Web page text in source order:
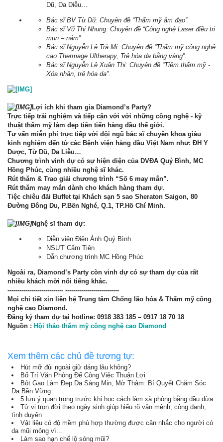
Dũ, Da Diễu…
Bác sĩ BV Từ Dũ: Chuyên đề “Thẩm mỹ âm đạo”.
Bác sĩ Vũ Thị Nhung: Chuyên đề “Công nghệ Laser điều trị
mụn – nám”.
Bác sĩ Nguyễn Lê Trà Mi: Chuyên đề “Thẩm mỹ công nghệ
cao Thermage Ultherapy, Trẻ hóa da bằng vàng”.
Bác sĩ Nguyễn Lê Xuân Thi: Chuyên đề “Tiêm thẩm mỹ -
Xóa nhăn, trẻ hóa da”.
Lợi ích khi tham gia Diamond’s Party?
Trực tiếp trải nghiệm và tiếp cận với với những công nghệ - kỹ
thuật thẩm mỹ làm đẹp tiên tiến hàng đầu thế giới.
Tư vấn miễn phí trực tiếp với đội ngũ bác sĩ chuyên khoa giàu
kinh nghiệm đến từ các Bệnh viện hàng đầu Việt Nam như: ĐH Y
Dược, Từ Dũ, Da Liễu…
Chương trình vinh dự có sự hiện diện của DVĐA Quý Bình, MC
Hồng Phúc, cùng nhiều nghệ sĩ khác.
Rút thăm & Trao giải chương trình “Số 6 may mắn”.
Rút thăm may mắn dành cho khách hàng tham dự.
Tiệc chiêu đãi Buffet tại Khách sạn 5 sao Sheraton Saigon, 80
Đường Đông Du, P.Bến Nghé, Q.1, TP.Hồ Chí Minh.
Nghệ sĩ tham dự:
Diễn viên Điện Ảnh Quý Bình
NSƯT Cẩm Tiên
Dẫn chương trình MC Hồng Phúc
Ngoài ra, Diamond’s Party còn vinh dự có sự tham dự của rất
nhiều khách mời nổi tiếng khác.
---------------------------- ---------------------------
Mọi chi tiết xin liên hệ Trung tâm Chống lão hóa & Thẩm mỹ công
nghệ cao Diamond.
Đăng ký tham dự tại hotline: 0918 383 185 – 0917 18 70 18
Nguồn : Hội thảo thẩm mỹ công nghệ cao Diamond
Xem thêm các chủ đề tương tự:
Hút mỡ đùi ngoài giữ dáng lâu không?
Bố Trí Văn Phòng Để Công Việc Thuận Lợi
Bột Gạo Làm Đẹp Da Sáng Mịn, Mờ Thâm: Bí Quyết Chăm Sóc
Da Bền Vững
5 lưu ý quan trọng trước khi học cách làm xà phòng bằng dầu dừa
Tử vi trọn đời theo ngày sinh giúp hiểu rõ vận mệnh, công danh,
tình duyên
Vật liệu có độ mềm phù hợp thường được cân nhắc cho người có
da mũi mỏng vì...
Làm sao hạn chế lộ sóng mũi?